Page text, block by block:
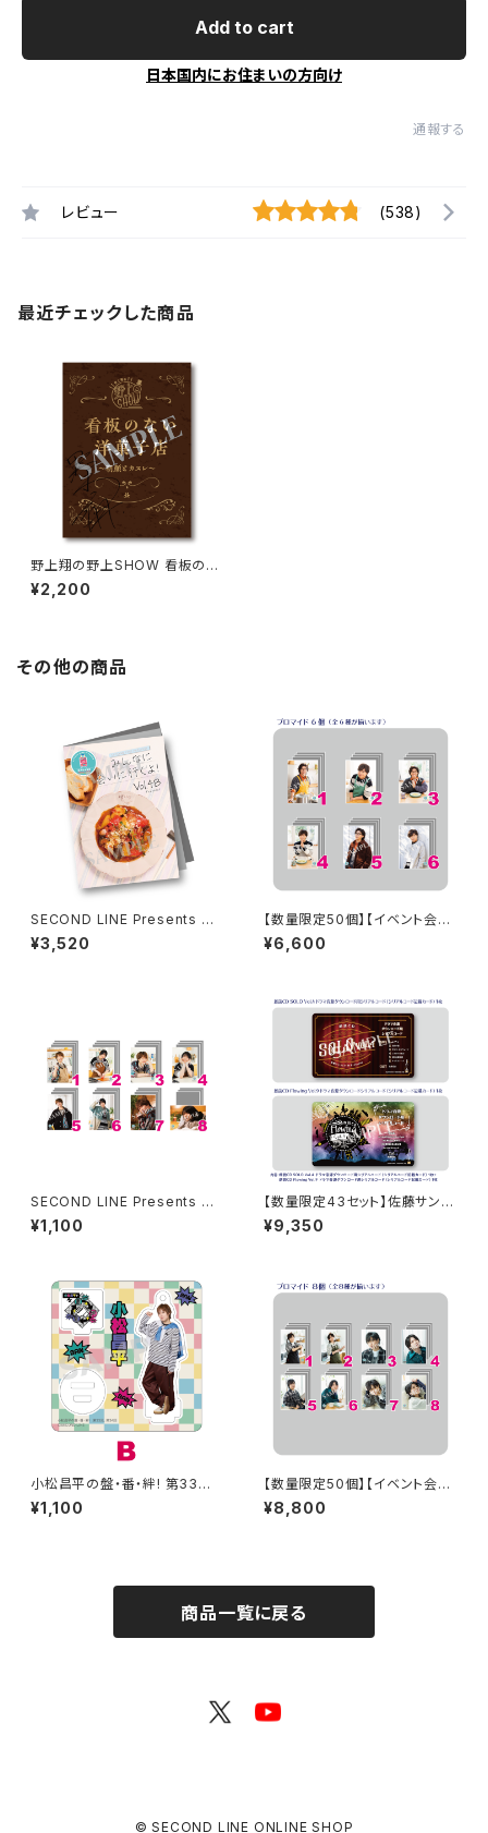
Add to cart
日本国内にお住まいの方向け
通報する
レビュー (538)
最近チェックした商品
野上翔の野上SHOW 看板のな
い洋菓子店 「朝顔とカヌレ」複製
朗読台本
¥2,200
その他の商品
SECOND LINE Presents み
んなに会いに行くよ! 第48回 in
長野 パンフレット
¥3,520
【数量限定50個】【イベント会場
特典付き】SECOND LINE Pre
sents みんなに会いに行くよ!
¥6,600
SECOND LINE Presents み
んなに会いに行くよ! 第30回 in
静岡 ブロマイド ※ランダム販
¥1,100
【数量限定43セット】佐藤サン、
もう1杯 Presents 佐藤サン、も
う1杯 公開録音イベント 2025.
¥9,350
小松昌平の盤・番・絆! 第33回、
第34回 アクリルスタンド B
¥1,100
【数量限定50個】【イベント会場
特典付き】SECOND LINE Pre
sents みんなに会いに行くよ!
¥8,800
商品一覧に戻る
© SECOND LINE ONLINE SHOP